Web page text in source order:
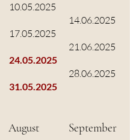
10.05.2025
17.05.2025
24.05.2025
31.05.2025
August
14.06.2025
21.06.2025
28.06.2025
September